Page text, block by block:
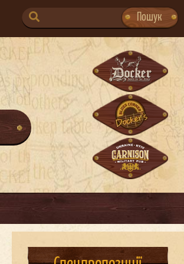
SEARCH
FOR:
Пошук